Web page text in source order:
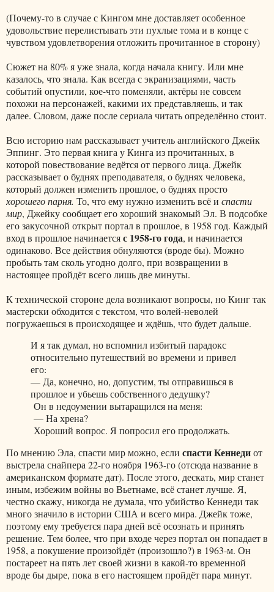
(Почему-то в случае с Кингом мне доставляет особенное
удовольствие перелистывать эти пухлые тома и в конце с
чувством удовлетворения отложить прочитанное в сторону)
Сюжет на 80% я уже знала, когда начала книгу. Или мне
казалось, что знала. Как всегда с экранизациями, часть
событий опустили, кое-что поменяли, актёры не совсем
похожи на персонажей, какими их представляешь, и так
далее. Словом, даже после сериала читать определённо стоит.
Всю историю нам рассказывает учитель английского Джейк
Эппинг. Это первая книга у Кинга из прочитанных, в
которой повествование ведётся от первого лица. Джейк
рассказывает о буднях преподавателя, о буднях человека,
который должен изменить прошлое, о буднях просто
хорошего парня. То, что ему нужно изменить всё и спасти
мир, Джейку сообщает его хороший знакомый Эл. В подсобке
его закусочной открыт портал в прошлое, в 1958 год. Каждый
вход в прошлое начинаетсяс 1958-го года, и начинается
одинаково. Все действия обнуляются (вроде бы). Можно
пробыть там сколь угодно долго, при возвращении в
настоящее пройдёт всего лишь две минуты.
К технической стороне дела возникают вопросы, но Кинг так
мастерски обходится с текстом, что волей-неволей
погружаешься в происходящее и ждёшь, что будет дальше.
И я так думал, но вспомнил избитый парадокс
относительно путешествий во времени и привел
его:
— Да, конечно, но, допустим, ты отправишься в
прошлое и убьешь собственного дедушку?
Он в недоумении вытаращился на меня:
— На хрена?
Хороший вопрос. Я попросил его продолжать.
По мнению Эла, спасти мир можно, если спасти Кеннедиот
выстрела снайпера 22-го ноября 1963-го (отсюда название в
американском формате дат). После этого, дескать, мир станет
иным, избежим войны во Вьетнаме, всё станет лучше. Я,
честно скажу, никогда не думала, что убийство Кеннеди так
много значило в истории США и всего мира. Джейк тоже,
поэтому ему требуется пара дней всё осознать и принять
решение. Тем более, что при входе через портал он попадает в
1958, а покушение произойдёт (произошло?) в 1963-м. Он
постареет на пять лет своей жизни в какой-то временной
вроде бы дыре, пока в его настоящем пройдёт пара минут.